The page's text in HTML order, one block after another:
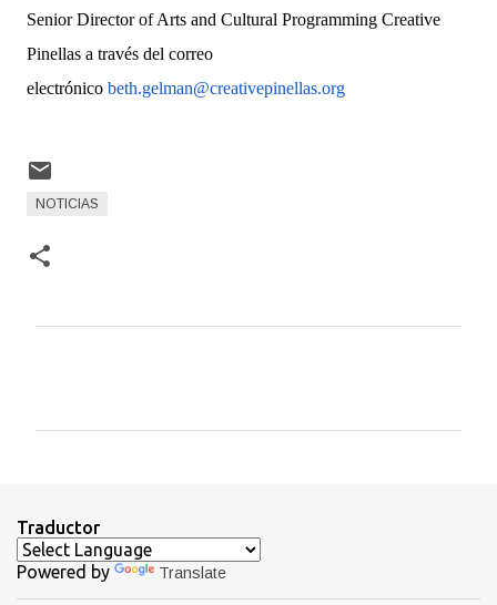
Senior Director of Arts and Cultural Programming Creative
Pinellas a través del correo
electrónico beth.gelman@creativepinellas.org
NOTICIAS
a
r
Traductor
Powered by Translate